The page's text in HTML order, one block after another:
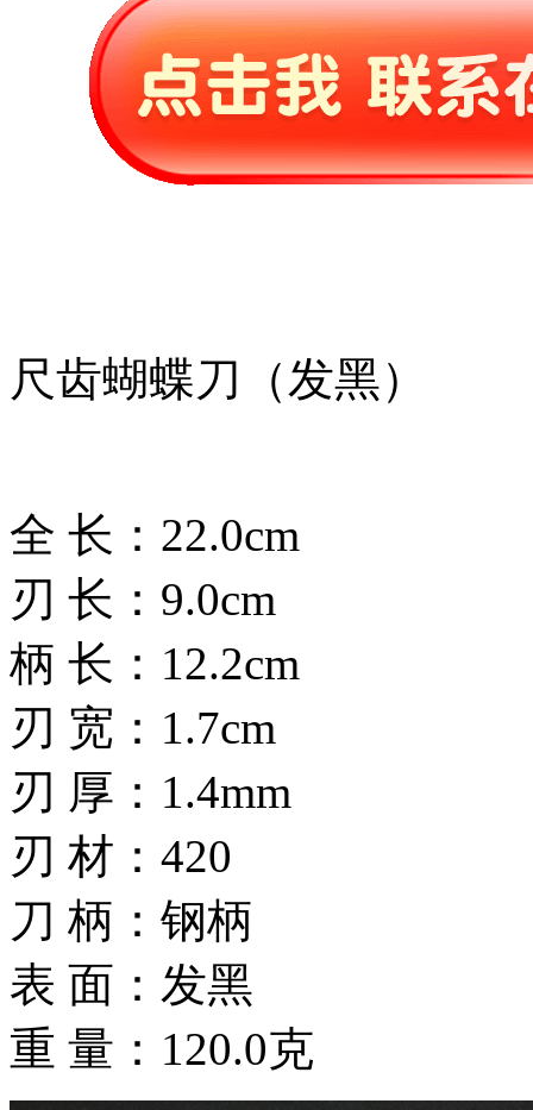
尺齿蝴蝶刀（发黑）
全 长：22.0cm
刃 长：9.0cm
柄 长：12.2cm
刃 宽：1.7cm
刃 厚：1.4mm
刃 材：420
刀 柄：钢柄
表 面：发黑
重 量：120.0克